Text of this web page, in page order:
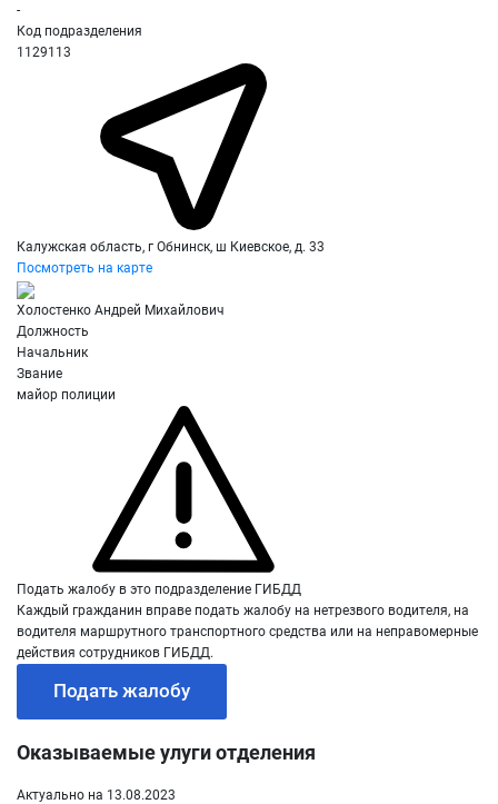
-
Код подразделения
1129113
Калужская область, г Обнинск, ш Киевское, д. 33
Посмотреть на карте
Холостенко Андрей Михайлович
Должность
Начальник
Звание
майор полиции
Подать жалобу в это подразделение ГИБДД
Каждый гражданин вправе подать жалобу на нетрезвого водителя, на
водителя маршрутного транспортного средства или на неправомерные
действия сотрудников ГИБДД.
Подать жалобу
Оказываемые улуги отделения
Актуально на 13.08.2023